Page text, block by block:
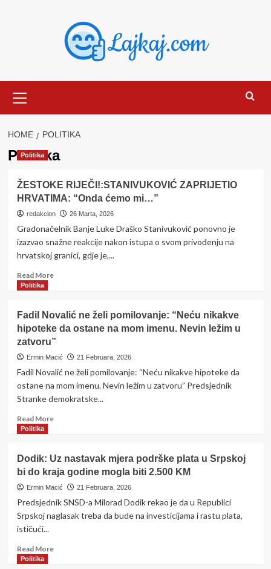
Menu
HOME POLITIKA
Politika
Politika
ŽESTOKE RIJEČI!:STANIVUKOVIĆ ZAPRIJETIO
HRVATIMA: “Onda ćemo mi…”
redakcion 26 Marta, 2026
Gradonačelnik Banje Luke Draško Stanivuković ponovno je
izazvao snažne reakcije nakon istupa o svom privođenju na
hrvatskoj granici, gdje je,...
Read MoreRead
RIJEČI!:STANIVUKOVIĆ
ZAPRIJETIO
HRVATIMA:
“Onda
mi…”
Politika
Fadil Novalić ne želi pomilovanje: “Neću nikakve
hipoteke da ostane na mom imenu. Nevin ležim u
zatvoru”
Ermin Macić 21 Februara, 2026
Fadil Novalić ne želi pomilovanje: “Neću nikakve hipoteke da
ostane na mom imenu. Nevin ležim u zatvoru” Predsjednik
Stranke demokratske...
Read MoreRead
Novalić
ne
želi
pomilovanje:
nikakve
Politika
Dodik: Uz nastavak mjera podrške plata u Srpskoj
bi do kraja godine mogla biti 2.500 KM
Ermin Macić 21 Februara, 2026
Predsjednik SNSD-a Milorad Dodik rekao je da u Republici
Srpskoj naglasak treba da bude na investicijama i rastu plata,
ističući...
Read MoreRead
Politika